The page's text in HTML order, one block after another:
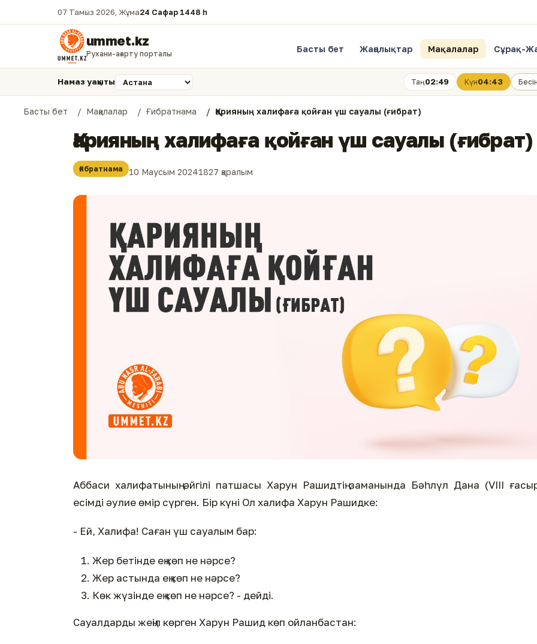
07 Тамыз 2026, Жұма24 Сафар 1448 һ.
ummet.kz
Рухани-ағарту порталы Басты бет Жаңалықтар Мақалалар Сұрақ-
Намаз уақыты Таң02:49 Күн04:43 Бесін
Басты бет Мақалалар Ғибратнама Қарияның халифаға қойған үш сауалы (ғибрат)
Қарияның халифаға қойған үш сауалы (ғибрат)
Ғибратнама 10 Маусым 20241827 қаралым
Аббаси халифатының әйгілі патшасы Харун Рашидтің заманында Бәһлүл Дана (VIII
есімді әулие өмір сүрген. Бір күні Ол халифа Харун Рашидке:
- Ей, Халифа! Саған үш сауалым бар:
Жер бетінде ең көп не нәрсе?
Жер астында ең көп не нәрсе?
Көк жүзінде ең көп не нәрсе? - дейді.
Сауалдарды жеңіл көрген Харун Рашид көп ойланбастан: